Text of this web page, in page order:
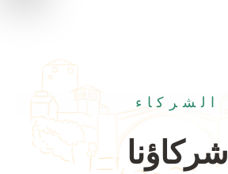
الشركاء
شركاؤنا